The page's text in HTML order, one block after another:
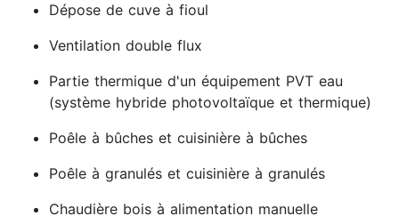
Dépose de cuve à fioul
Ventilation double flux
Partie thermique d'un équipement PVT eau
(système hybride photovoltaïque et thermique)
Poêle à bûches et cuisinière à bûches
Poêle à granulés et cuisinière à granulés
Chaudière bois à alimentation manuelle